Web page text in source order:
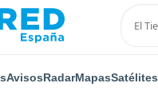
AvisosRadarMapasSatélites